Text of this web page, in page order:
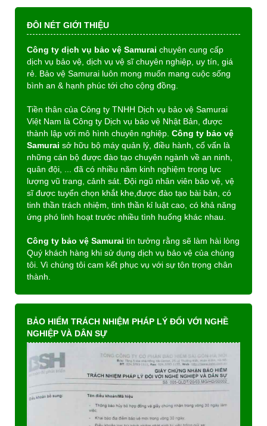
ĐÔI NÉT GIỚI THIỆU
Công ty dịch vụ bảo vệ Samurai chuyên cung cấp
dịch vụ bảo vệ, dịch vụ vệ sĩ chuyên nghiệp, uy tín, giá
rẻ. Bảo vệ Samurai luôn mong muốn mang cuộc sống
bình an & hạnh phúc tới cho cộng đồng.
Tiền thân của Công ty TNHH Dịch vụ bảo vệ Samurai
Việt Nam là Công ty Dịch vụ bảo vệ Nhật Bản, được
thành lập với mô hình chuyên nghiệp. Công ty bảo vệ
Samurai sở hữu bộ máy quản lý, điều hành, cố vấn là
những cán bộ được đào tạo chuyên ngành về an ninh,
quân đội, ... đã có nhiều năm kinh nghiệm trong lực
lượng vũ trang, cảnh sát. Đội ngũ nhân viên bảo vệ, vệ
sĩ được tuyển chọn khắt khe,được đào tạo bài bản, có
tinh thần trách nhiệm, tinh thần kỉ luật cao, có khả năng
ứng phó linh hoạt trước nhiều tình huống khác nhau.
Công ty bảo vệ Samurai tin tưởng rằng sẽ làm hài lòng
Quý khách hàng khi sử dụng dịch vụ bảo vệ của chúng
tôi. Vì chúng tôi cam kết phục vụ với sự tôn trọng chân
thành.
BẢO HIỂM TRÁCH NHIỆM PHÁP LÝ ĐỐI VỚI NGHỀ
NGHIỆP VÀ DÂN SỰ